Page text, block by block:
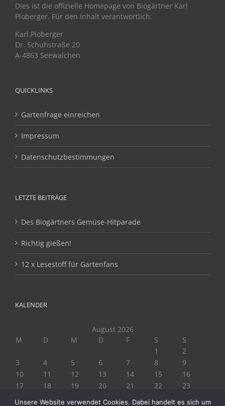
Dies ist die offizielle Homepage von Biogärtner Karl
Ploberger. Für den Inhalt verantwortlich:
Karl Ploberger
Dr. Schuhstraße 20
A-4863 Seewalchen
QUICKLINKS
Gartenfrage einreichen
Impressum
Datenschutzbestimmungen
LETZTE BEITRÄGE
Des Biogärtners Gemüse-Hitparade
Richtig gießen!
12 x Lesestoff für Gartenfans
KALENDER
August 2026
M
D M D F S
S
1
2
3
4 5 6 7 8
9
10
11 12 13 14 15
16
17
18 19 20 21 22
23
Unsere Website verwendet Cookies. Dabei handelt es sich um